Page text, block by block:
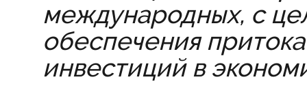
международных, с
обеспечения
инвестиций в